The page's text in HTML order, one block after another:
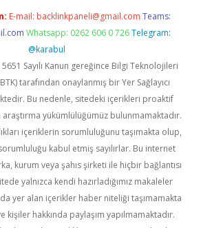
E-mail: backlinkpaneli@gmail.com Teams:
Whatsapp: 0262 606 0 726 Telegram:
@karabul
5651 Sayılı Kanun gereğince Bilgi Teknolojileri
tarafından onaylanmış bir Yer Sağlayıcı
Bu nedenle, sitedeki içerikleri proaktif
yükümlülüğümüz bulunmamaktadır.
içeriklerin sorumluluğunu taşımakta olup,
kabul etmiş sayılırlar. Bu internet
kurum veya şahıs şirketi ile hiçbir bağlantısı
yalnızca kendi hazırladığımız makaleler
yer alan içerikler haber niteliği taşımamakta
kişiler hakkında paylaşım yapılmamaktadır.